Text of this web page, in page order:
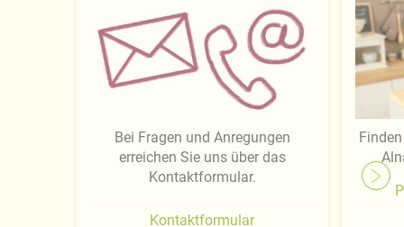
Bei Fragen und Anregungen
erreichen Sie uns über das
Kontaktformular.
Kontaktformular